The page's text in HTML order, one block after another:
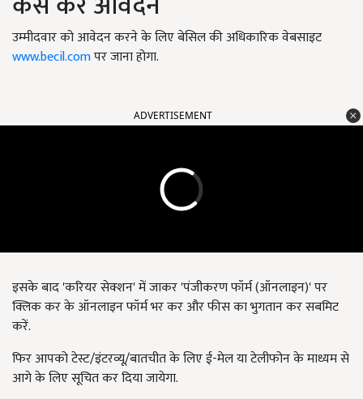
उम्मीदवार को आवेदन करने के लिए बेसिल की अधिकारिक वेबसाइट
www.becil.comपर जाना होगा.
ADVERTISEMENT
इसके बाद 'करियर सेक्शन' में जाकर 'पंजीकरण फॉर्म (ऑनलाइन)' पर
क्लिक कर के ऑनलाइन फॉर्म भर कर और फीस का भुगतान कर सबमिट
करें.
फिर आपको टेस्ट/इंटरव्यू/बातचीत के लिए ई-मेल या टेलीफोन के माध्यम से
आगे के लिए सूचित कर दिया जायेगा.